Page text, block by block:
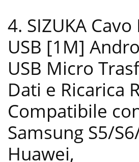
4. SIZUKA
USB [1M]
USB Micro
Dati e Ricarica
Compatibile
Samsung S5/
Huawei,